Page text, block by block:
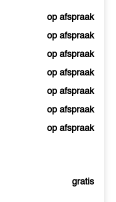
op afspraak
op afspraak
op afspraak
op afspraak
op afspraak
op afspraak
op afspraak
gratis